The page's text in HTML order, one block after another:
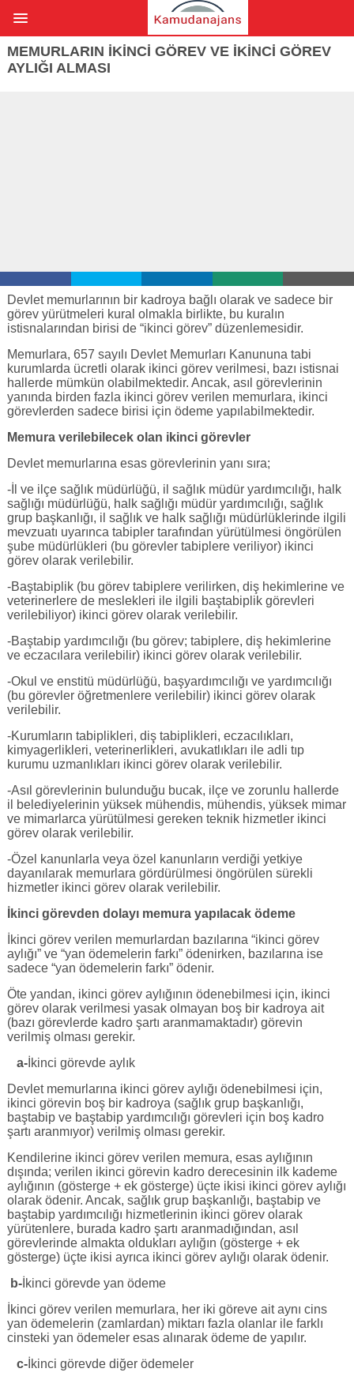
MEMURLARIN İKİNCİ GÖREV VE İKİNCİ GÖREV
AYLIĞI ALMASI
Devlet memurlarının bir kadroya bağlı olarak ve sadece bir
görev yürütmeleri kural olmakla birlikte, bu kuralın
istisnalarından birisi de “ikinci görev” düzenlemesidir.
Memurlara, 657 sayılı Devlet Memurları Kanununa tabi
kurumlarda ücretli olarak ikinci görev verilmesi, bazı istisnai
hallerde mümkün olabilmektedir. Ancak, asıl görevlerinin
yanında birden fazla ikinci görev verilen memurlara, ikinci
görevlerden sadece birisi için ödeme yapılabilmektedir.
Memura verilebilecek olan ikinci görevler
Devlet memurlarına esas görevlerinin yanı sıra;
-İl ve ilçe sağlık müdürlüğü, il sağlık müdür yardımcılığı, halk
sağlığı müdürlüğü, halk sağlığı müdür yardımcılığı, sağlık
grup başkanlığı, il sağlık ve halk sağlığı müdürlüklerinde ilgili
mevzuatı uyarınca tabipler tarafından yürütülmesi öngörülen
şube müdürlükleri (bu görevler tabiplere veriliyor) ikinci
görev olarak verilebilir.
-Baştabiplik (bu görev tabiplere verilirken, diş hekimlerine ve
veterinerlere de meslekleri ile ilgili baştabiplik görevleri
verilebiliyor) ikinci görev olarak verilebilir.
-Baştabip yardımcılığı (bu görev; tabiplere, diş hekimlerine
ve eczacılara verilebilir) ikinci görev olarak verilebilir.
-Okul ve enstitü müdürlüğü, başyardımcılığı ve yardımcılığı
(bu görevler öğretmenlere verilebilir) ikinci görev olarak
verilebilir.
-Kurumların tabiplikleri, diş tabiplikleri, eczacılıkları,
kimyagerlikleri, veterinerlikleri, avukatlıkları ile adli tıp
kurumu uzmanlıkları ikinci görev olarak verilebilir.
-Asıl görevlerinin bulunduğu bucak, ilçe ve zorunlu hallerde
il belediyelerinin yüksek mühendis, mühendis, yüksek mimar
ve mimarlarca yürütülmesi gereken teknik hizmetler ikinci
görev olarak verilebilir.
-Özel kanunlarla veya özel kanunların verdiği yetkiye
dayanılarak memurlara gördürülmesi öngörülen sürekli
hizmetler ikinci görev olarak verilebilir.
İkinci görevden dolayı memura yapılacak ödeme
İkinci görev verilen memurlardan bazılarına “ikinci görev
aylığı” ve “yan ödemelerin farkı” ödenirken, bazılarına ise
sadece “yan ödemelerin farkı” ödenir.
Öte yandan, ikinci görev aylığının ödenebilmesi için, ikinci
görev olarak verilmesi yasak olmayan boş bir kadroya ait
(bazı görevlerde kadro şartı aranmamaktadır) görevin
verilmiş olması gerekir.
a-İkinci görevde aylık
Devlet memurlarına ikinci görev aylığı ödenebilmesi için,
ikinci görevin boş bir kadroya (sağlık grup başkanlığı,
baştabip ve baştabip yardımcılığı görevleri için boş kadro
şartı aranmıyor) verilmiş olması gerekir.
Kendilerine ikinci görev verilen memura, esas aylığının
dışında; verilen ikinci görevin kadro derecesinin ilk kademe
aylığının (gösterge + ek gösterge) üçte ikisi ikinci görev aylığı
olarak ödenir. Ancak, sağlık grup başkanlığı, baştabip ve
baştabip yardımcılığı hizmetlerinin ikinci görev olarak
yürütenlere, burada kadro şartı aranmadığından, asıl
görevlerinde almakta oldukları aylığın (gösterge + ek
gösterge) üçte ikisi ayrıca ikinci görev aylığı olarak ödenir.
b-İkinci görevde yan ödeme
İkinci görev verilen memurlara, her iki göreve ait aynı cins
yan ödemelerin (zamlardan) miktarı fazla olanlar ile farklı
cinsteki yan ödemeler esas alınarak ödeme de yapılır.
c-İkinci görevde diğer ödemeler